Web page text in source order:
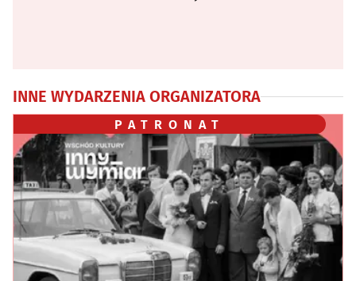
INNE WYDARZENIA ORGANIZATORA
PATRONAT